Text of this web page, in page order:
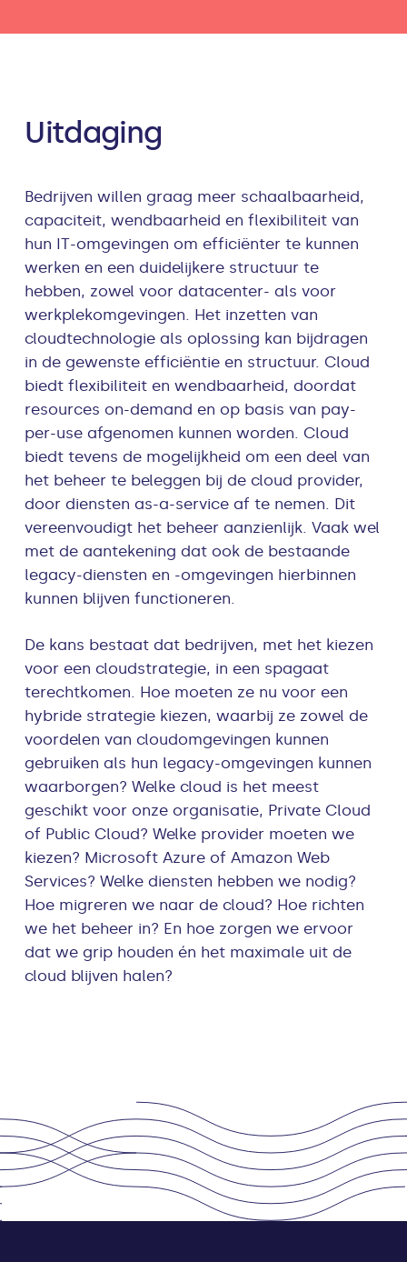
Uitdaging
Bedrijven willen graag meer schaalbaarheid,
capaciteit, wendbaarheid en flexibiliteit van
hun IT-omgevingen om efficiënter te kunnen
werken en een duidelijkere structuur te
hebben, zowel voor datacenter- als voor
werkplekomgevingen. Het inzetten van
cloudtechnologie als oplossing kan bijdragen
in de gewenste efficiëntie en structuur. Cloud
biedt flexibiliteit en wendbaarheid, doordat
resources on-demand en op basis van pay-
per-use afgenomen kunnen worden. Cloud
biedt tevens de mogelijkheid om een deel van
het beheer te beleggen bij de cloud provider,
door diensten as-a-service af te nemen. Dit
vereenvoudigt het beheer aanzienlijk. Vaak wel
met de aantekening dat ook de bestaande
legacy-diensten en -omgevingen hierbinnen
kunnen blijven functioneren.
De kans bestaat dat bedrijven, met het kiezen
voor een cloudstrategie, in een spagaat
terechtkomen. Hoe moeten ze nu voor een
hybride strategie kiezen, waarbij ze zowel de
voordelen van cloudomgevingen kunnen
gebruiken als hun legacy-omgevingen kunnen
waarborgen? Welke cloud is het meest
geschikt voor onze organisatie, Private Cloud
of Public Cloud? Welke provider moeten we
kiezen? Microsoft Azure of Amazon Web
Services? Welke diensten hebben we nodig?
Hoe migreren we naar de cloud? Hoe richten
we het beheer in? En hoe zorgen we ervoor
dat we grip houden én het maximale uit de
cloud blijven halen?